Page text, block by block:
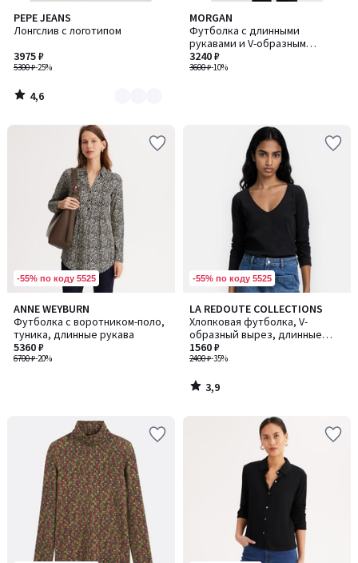
PEPE JEANS
Лонгслив с логотипом
5300 ₽-25%
3975 ₽
4,6
/ 5
Количество
цветов:
2
4,6
/
MORGAN
Футболка с длинными
рукавами и V-образным
вырезом
3600 ₽-10%
3240 ₽
-55% по коду 5525
ANNE WEYBURN
Футболка с воротником-поло,
туника, длинные рукава
6700 ₽-20%
5360 ₽
-55% по коду 5525
LA REDOUTE COLLECTIONS
Хлопковая футболка, V-
образный вырез, длинные
рукава
2400 ₽-35%
1560 ₽
3,9
/ 5
3,9
/